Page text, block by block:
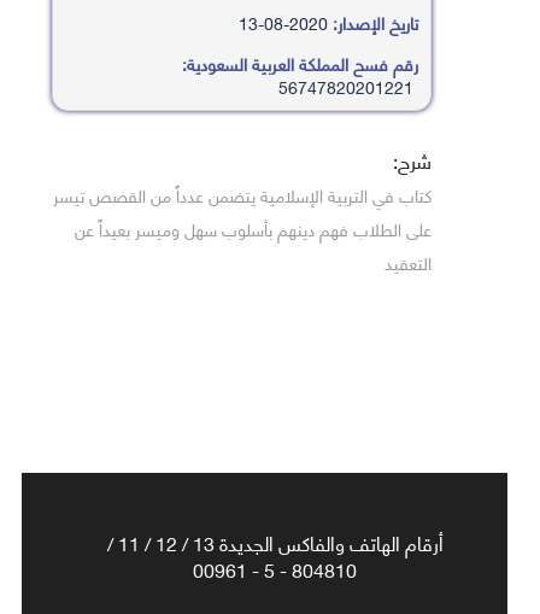
تاريخ الإصدار:
رقم فسح المملكة العربية السعودية:
شرح:
كتاب في التربية الإسلامية يتضمن عدداً من القصص تيسر
على الطلاب فهم دينهم بأسلوب سهل وميسر بعيداً عن
التعقيد
أرقام الهاتف والفاكس الجديدة 13 / 12 / 11 /
804810 - 5 - 00961